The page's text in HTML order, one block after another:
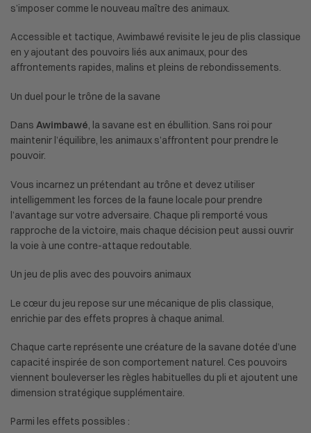
s’imposer comme le nouveau maître des animaux.
Accessible et tactique, Awimbawé revisite le jeu de plis classique
en y ajoutant des pouvoirs liés aux animaux, pour des
affrontements rapides, malins et pleins de rebondissements.
Un duel pour le trône de la savane
Dans Awimbawé, la savane est en ébullition. Sans roi pour
maintenir l’équilibre, les animaux s’affrontent pour prendre le
pouvoir.
Vous incarnez un prétendant au trône et devez utiliser
intelligemment les forces de la faune locale pour prendre
l’avantage sur votre adversaire. Chaque pli remporté vous
rapproche de la victoire, mais chaque décision peut aussi ouvrir
la voie à une contre-attaque redoutable.
Un jeu de plis avec des pouvoirs animaux
Le cœur du jeu repose sur une mécanique de plis classique,
enrichie par des effets propres à chaque animal.
Chaque carte représente une créature de la savane dotée d’une
capacité inspirée de son comportement naturel. Ces pouvoirs
viennent bouleverser les règles habituelles du pli et ajoutent une
dimension stratégique supplémentaire.
Parmi les effets possibles :